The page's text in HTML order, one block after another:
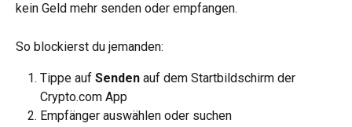
kein Geld mehr senden oder empfangen.
So blockierst du jemanden:
Tippe auf Senden auf dem Startbildschirm der
Crypto.com App
Empfänger auswählen oder suchen